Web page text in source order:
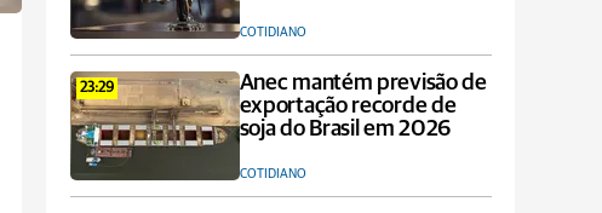
COTIDIANO
23:29
Anec mantém previsão de
exportação recorde de
soja do Brasil em 2026
COTIDIANO